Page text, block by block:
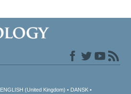
ENGLISH (United Kingdom) DANSK